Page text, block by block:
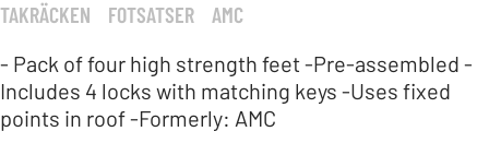
TAKRÄCKEN FOTSATSER
AMC
- Pack of four high strength feet -Pre-assembled -
Includes 4 locks with matching keys -Uses fixed
points in roof -Formerly: AMC